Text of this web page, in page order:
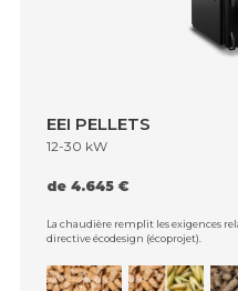
EEI PELLETS
12-30 kW
de 4.645 €
La chaudière remplit les exigences
directive écodesign (écoprojet).